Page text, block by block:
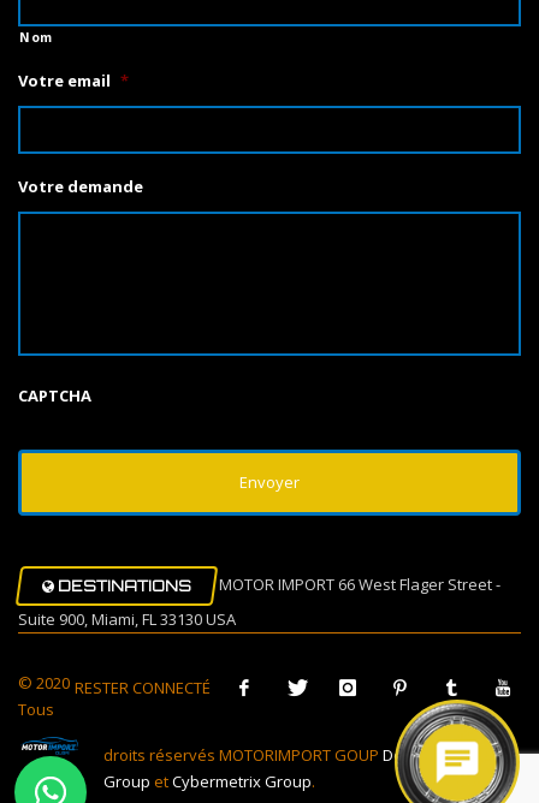
Nom
Votre email *
Votre demande
CAPTCHA
DESTINATIONS
MOTOR IMPORT 66 West Flager Street -
Suite 900, Miami, FL 33130 USA
RESTER CONNECTÉ
© 2020
Tous
droits réservés MOTORIMPORT GOUP Design Muovi
Group etCybermetrix Group.